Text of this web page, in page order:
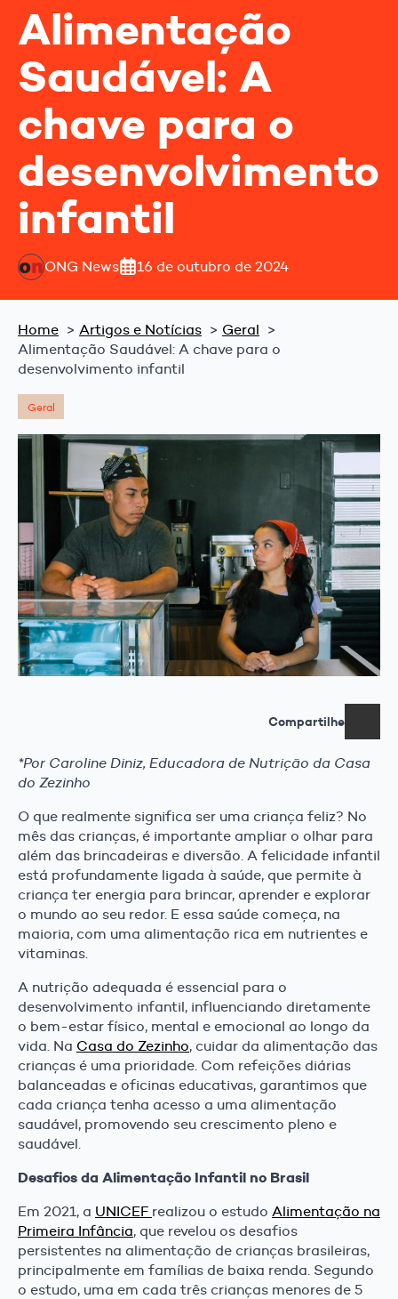
Alimentação
Saudável: A
chave para o
desenvolvimento
infantil
ONG News 16 de outubro de 2024
Home Artigos e Notícias
Geral
Alimentação Saudável: A chave para o
desenvolvimento infantil
Geral
Compartilhe
*Por Caroline Diniz, Educadora de Nutrição da Casa
do Zezinho
O que realmente significa ser uma criança feliz? No
mês das crianças, é importante ampliar o olhar para
além das brincadeiras e diversão. A felicidade infantil
está profundamente ligada à saúde, que permite à
criança ter energia para brincar, aprender e explorar
o mundo ao seu redor. E essa saúde começa, na
maioria, com uma alimentação rica em nutrientes e
vitaminas.
A nutrição adequada é essencial para o
desenvolvimento infantil, influenciando diretamente
o bem-estar físico, mental e emocional ao longo da
vida. Na Casa do Zezinho, cuidar da alimentação das
crianças é uma prioridade. Com refeições diárias
balanceadas e oficinas educativas, garantimos que
cada criança tenha acesso a uma alimentação
saudável, promovendo seu crescimento pleno e
saudável.
Desafios da Alimentação Infantil no Brasil
Em 2021, a UNICEF realizou o estudo Alimentação na
Primeira Infância, que revelou os desafios
persistentes na alimentação de crianças brasileiras,
principalmente em famílias de baixa renda. Segundo
o estudo, uma em cada três crianças menores de 5